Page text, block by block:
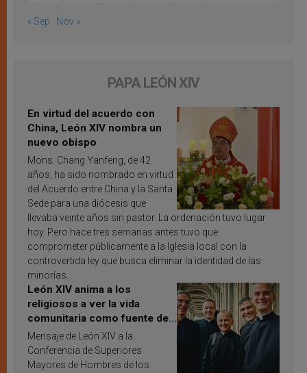
« Sep Nov »
PAPA LEÓN XIV
En virtud del acuerdo con
China, León XIV nombra un
nuevo obispo
Mons. Chang Yanfeng, de 42
años, ha sido nombrado en virtud
del Acuerdo entre China y la Santa
Sede para una diócesis que
llevaba veinte años sin pastor. La ordenación tuvo lugar
hoy. Pero hace tres semanas antes tuvo que
comprometer públicamente a la Iglesia local con la
controvertida ley que busca eliminar la identidad de las
minorías.
León XIV anima a los
religiosos a ver la vida
comunitaria como fuente de
inspiración y santificación
Mensaje de León XIV a la
Conferencia de Superiores
Mayores de Hombres de los